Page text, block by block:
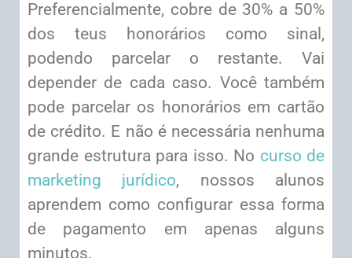
Preferencialmente, cobre de 30% a 50%
dos teus honorários como sinal,
podendo parcelar o restante. Vai
depender de cada caso. Você também
pode parcelar os honorários em cartão
de crédito. E não é necessária nenhuma
grande estrutura para isso. No curso de
marketing jurídico, nossos alunos
aprendem como configurar essa forma
de pagamento em apenas alguns
minutos.